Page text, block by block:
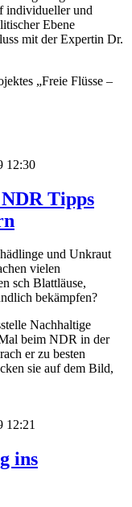
individueller und
Ebene
mit der Expertin Dr.
„Freie Flüsse –
12:30
Tipps
und Unkraut
vielen
sch Blattläuse,
bekämpfen?
Nachhaltige
beim NDR in der
er zu besten
sie auf dem Bild,
12:21
ins